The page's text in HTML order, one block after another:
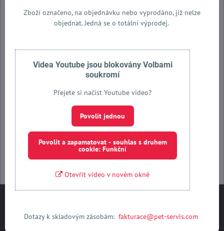
Povolit jednou
Povolit a zapamatovat - souhlas s druhem cookie: Funkční
Otevřít obsah v novém okně
Zboží označeno, na objednávku nebo vyprodáno, již nelze
objednat. Jedná se o totální výprodej.
Videa Youtube jsou blokovány Volbami
soukromí
Přejete si načíst Youtube video?
Povolit jednou
Povolit a zapamatovat - souhlas s druhem
cookie: Funkční
Otevřít video v novém okně
Dotazy k skladovým zásobám:fakturace@pet-servis.com